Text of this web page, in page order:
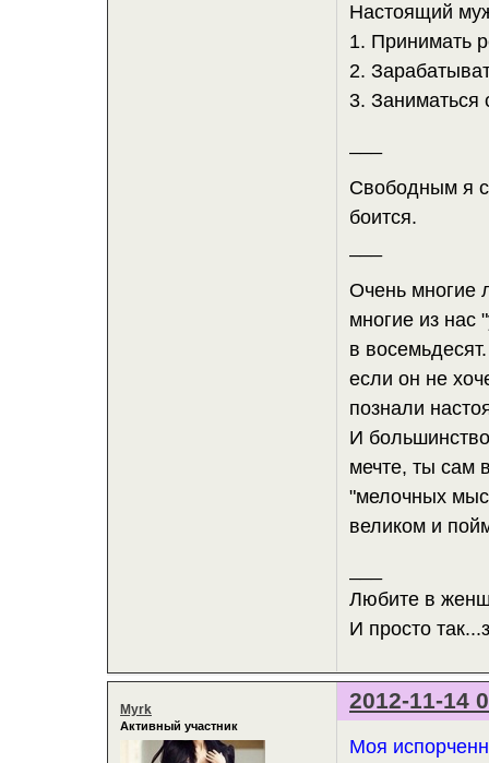
Настоящий
1. Принимать
2.
3. Заниматься
Свободным я
боится.
Очень многие
многие из нас
в
если он не
познали
И
мечте, ты сам
"мелочных
великом и
Любите в
И просто
2012-11-14
Myrk
Активный участник
Моя